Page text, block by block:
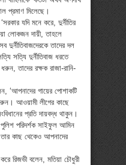
প্রমাণ মিলেছে।
যদি মনে করে, দুর্নীতির
লোকজন দায়ী, তাহলে
তাদের দল
সত্যি দুর্নীতিবাজ ধরতে
তাদের রক্ষক রাজা-রানি-
‘আপনাদের গায়ের পোশাকটি
আওয়ামী লীগের কাছে
প্রতি দায়বদ্ধ থাকুন।
পরিদর্শক সাইফুল আমিন
তার কাছ থেকেও আপনাদের
রিজভী বলেন, মতিয়া চৌধুরী